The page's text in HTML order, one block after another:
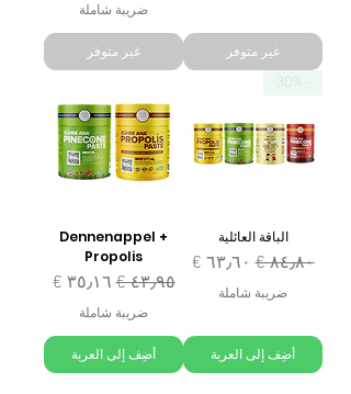
غير متوفر
ضريبة شاملة
غير متوفر
الباقة العائلية
سعر عادي‏٨٤٫٨٠ € سعر البيع
ضريبة شاملة
أضِف إلى العربة
Dennenappel +
Propolis
سعر عادي‏٤٣٫٩٥ € سعر البيع
ضريبة شاملة
أضِف إلى العربة